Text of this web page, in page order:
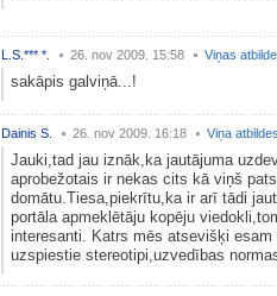
L.S.*** *. 26. nov 2009. 15:58 Viņas
sakāpis galviņā...!
Dainis S. 26. nov 2009. 16:18 Viņa
Jauki,tad jau iznāk,ka jautājuma
aprobežotais ir nekas cits kā viņš
domātu.Tiesa,piekrītu,ka ir arī tādi
portāla apmeklētāju kopēju
interesanti. Katrs mēs atsevišķi
uzspiestie stereotipi,uzvedības